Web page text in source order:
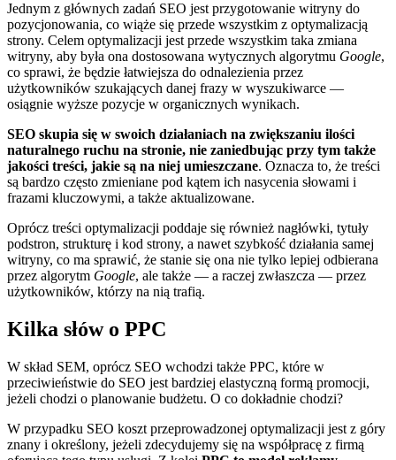
Jednym z głównych zadań SEO jest przygotowanie witryny do
pozycjonowania, co wiąże się przede wszystkim z optymalizacją
strony. Celem optymalizacji jest przede wszystkim taka zmiana
witryny, aby była ona dostosowana wytycznych algorytmu Google,
co sprawi, że będzie łatwiejsza do odnalezienia przez
użytkowników szukających danej frazy w wyszukiwarce —
osiągnie wyższe pozycje w organicznych wynikach.
SEO skupia się w swoich działaniach na zwiększaniu ilości
naturalnego ruchu na stronie, nie zaniedbując przy tym także
jakości treści, jakie są na niej umieszczane. Oznacza to, że treści
są bardzo często zmieniane pod kątem ich nasycenia słowami i
frazami kluczowymi, a także aktualizowane.
Oprócz treści optymalizacji poddaje się również nagłówki, tytuły
podstron, strukturę i kod strony, a nawet szybkość działania samej
witryny, co ma sprawić, że stanie się ona nie tylko lepiej odbierana
przez algorytm Google, ale także — a raczej zwłaszcza — przez
użytkowników, którzy na nią trafią.
Kilka słów o PPC
W skład SEM, oprócz SEO wchodzi także PPC, które w
przeciwieństwie do SEO jest bardziej elastyczną formą promocji,
jeżeli chodzi o planowanie budżetu. O co dokładnie chodzi?
W przypadku SEO koszt przeprowadzonej optymalizacji jest z góry
znany i określony, jeżeli zdecydujemy się na współpracę z firmą